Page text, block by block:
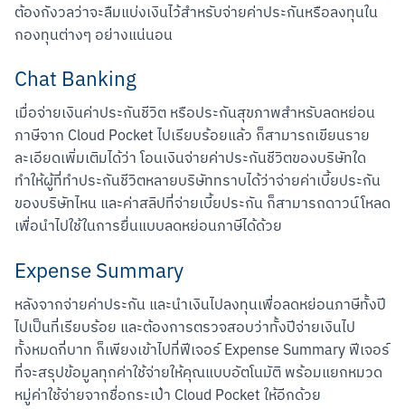
ต้องกังวลว่าจะลืมแบ่งเงินไว้สำหรับจ่ายค่าประกันหรือลงทุนใน
กองทุนต่างๆ อย่างแน่นอน
Chat Banking
เมื่อจ่ายเงินค่าประกันชีวิต หรือประกันสุขภาพสำหรับลดหย่อน
ภาษีจาก Cloud Pocket ไปเรียบร้อยแล้ว ก็สามารถเขียนราย
ละเอียดเพิ่มเติมได้ว่า โอนเงินจ่ายค่าประกันชีวิตของบริษัทใด
ทำให้ผู้ที่ทำประกันชีวิตหลายบริษัททราบได้ว่าจ่ายค่าเบี้ยประกัน
ของบริษัทไหน และค่าสลิปที่จ่ายเบี้ยประกัน ก็สามารถดาวน์โหลด
เพื่อนำไปใช้ในการยื่นแบบลดหย่อนภาษีได้ด้วย
Expense Summary
หลังจากจ่ายค่าประกัน และนำเงินไปลงทุนเพื่อลดหย่อนภาษีทั้งปี
ไปเป็นที่เรียบร้อย และต้องการตรวจสอบว่าทั้งปีจ่ายเงินไป
ทั้งหมดกี่บาท ก็เพียงเข้าไปที่ฟีเจอร์ Expense Summary ฟีเจอร์
ที่จะสรุปข้อมูลทุกค่าใช้จ่ายให้คุณแบบอัตโนมัติ พร้อมแยกหมวด
หมู่ค่าใช้จ่ายจากชื่อกระเป๋า Cloud Pocket ให้อีกด้วย